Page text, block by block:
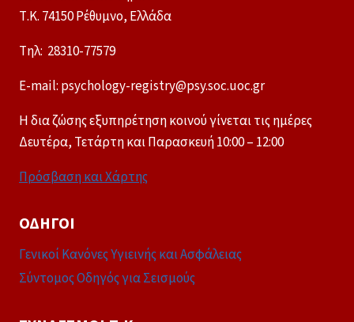
Τ.Κ. 74150 Ρέθυμνο, Ελλάδα
Tηλ: 28310-77579
E-mail: psychology-registry@psy.soc.uoc.gr
Η δια ζώσης εξυπηρέτηση κοινού γίνεται τις ημέρες
Δευτέρα, Τετάρτη και Παρασκευή 10:00 – 12:00
Πρόσβαση και Χάρτης
ΟΔΗΓΟΊ
Γενικοί Κανόνες Υγιεινής και Ασφάλειας
Σύντομος Οδηγός για Σεισμούς